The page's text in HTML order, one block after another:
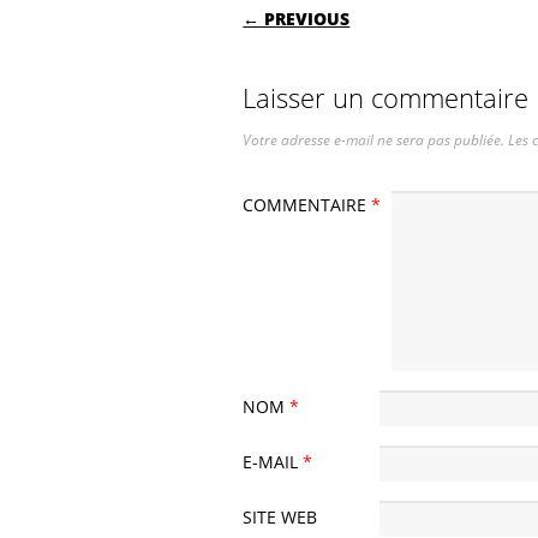
POST NAVIGATION
← PREVIOUS
Laisser un commentaire
Votre adresse e-mail ne sera pas publiée. Les
COMMENTAIRE*
NOM*
E-MAIL*
SITE WEB